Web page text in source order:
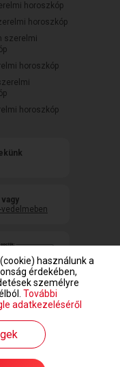
horoszkóp
horoszkóp
szerelmi
horoszkóp
horoszkóp
Central Europe Zrt.
használunk a
érdekében,
személyre
További
adatkezeléséről